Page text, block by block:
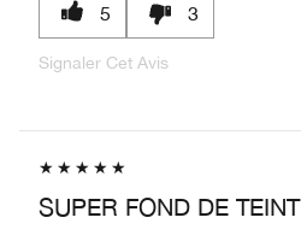
5 3
Signaler Cet Avis
SUPER FOND DE TEINT